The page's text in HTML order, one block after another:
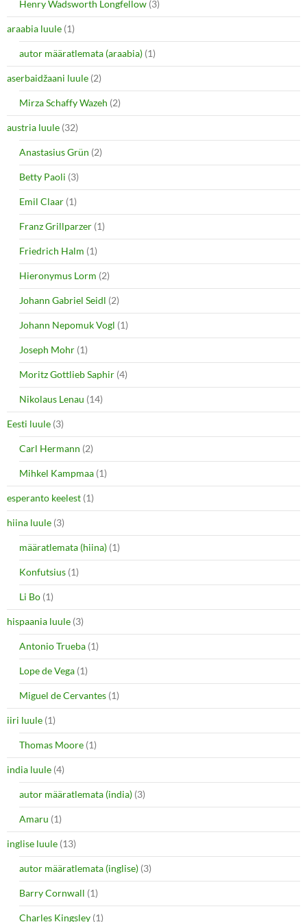
Henry Wadsworth Longfellow (3)
araabia luule (1)
autor määratlemata (araabia) (1)
aserbaidžaani luule (2)
Mirza Schaffy Wazeh (2)
austria luule (32)
Anastasius Grün (2)
Betty Paoli (3)
Emil Claar (1)
Franz Grillparzer (1)
Friedrich Halm (1)
Hieronymus Lorm (2)
Johann Gabriel Seidl (2)
Johann Nepomuk Vogl (1)
Joseph Mohr (1)
Moritz Gottlieb Saphir (4)
Nikolaus Lenau (14)
Eesti luule (3)
Carl Hermann (2)
Mihkel Kampmaa (1)
esperanto keelest (1)
hiina luule (3)
määratlemata (hiina) (1)
Konfutsius (1)
Li Bo (1)
hispaania luule (3)
Antonio Trueba (1)
Lope de Vega (1)
Miguel de Cervantes (1)
iiri luule (1)
Thomas Moore (1)
india luule (4)
autor määratlemata (india) (3)
Amaru (1)
inglise luule (13)
autor määratlemata (inglise) (3)
Barry Cornwall (1)
Charles Kingsley (1)